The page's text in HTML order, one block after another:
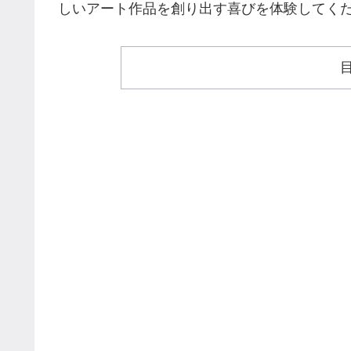
しいアート作品を創り出す喜びを体験してく